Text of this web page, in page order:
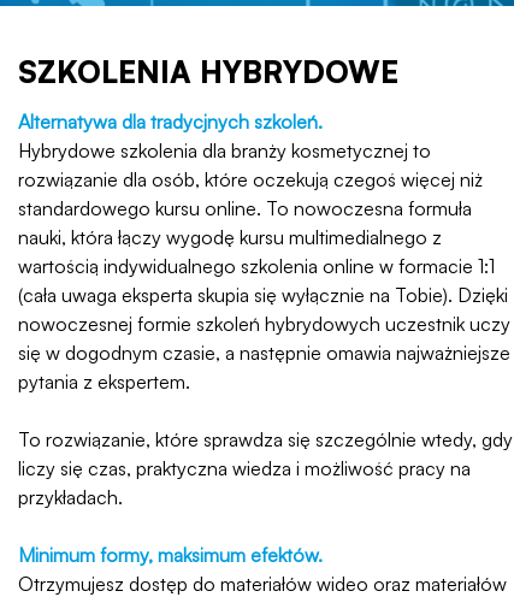
SZKOLENIA HYBRYDOWE
Alternatywa dla tradycjnych szkoleń.
Hybrydowe szkolenia dla branży kosmetycznej to
rozwiązanie dla osób, które oczekują czegoś więcej niż
standardowego kursu online. To nowoczesna formuła
nauki, która łączy wygodę kursu multimedialnego z
wartością indywidualnego szkolenia online w formacie 1:1
(cała uwaga eksperta skupia się wyłącznie na Tobie). Dzięki
nowoczesnej formie szkoleń hybrydowych uczestnik uczy
się w dogodnym czasie, a następnie omawia najważniejsze
pytania z ekspertem.
To rozwiązanie, które sprawdza się szczególnie wtedy, gdy
liczy się czas, praktyczna wiedza i możliwość pracy na
przykładach.
Minimum formy, maksimum efektów.
Otrzymujesz dostęp do materiałów wideo oraz materiałów